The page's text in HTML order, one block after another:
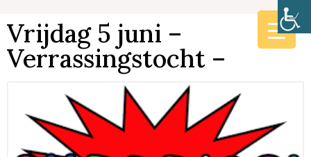
Vrijdag 5 juni –
Verrassingstocht –